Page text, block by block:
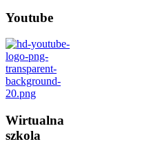
Youtube
Wirtualna
szkola